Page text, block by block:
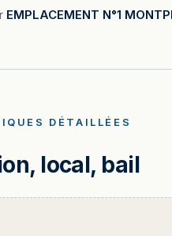
EMPLACEMENT N°1
DÉTAILLÉES
local, bail